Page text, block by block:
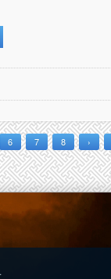
6 7 8 ›